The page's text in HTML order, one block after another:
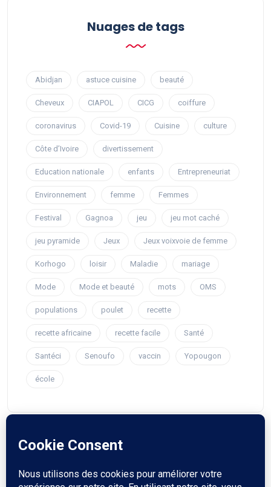
Nuages ​​de tags
Abidjan astuce cuisine beauté
Cheveux CIAPOL CICG coiffure
coronavirus Covid-19 Cuisine culture
Côte d’Ivoire divertissement
Education nationale enfants Entrepreneuriat
Environnement femme Femmes
Festival Gagnoa jeu jeu mot caché
jeu pyramide Jeux Jeux voixvoie de femme
Korhogo loisir Maladie mariage
Mode Mode et beauté mots OMS
populations poulet recette
recette africaine recette facile Santé
Santéci Senoufo vaccin Yopougon
école
© 2023 voiedefemme. Touts droit reservés.